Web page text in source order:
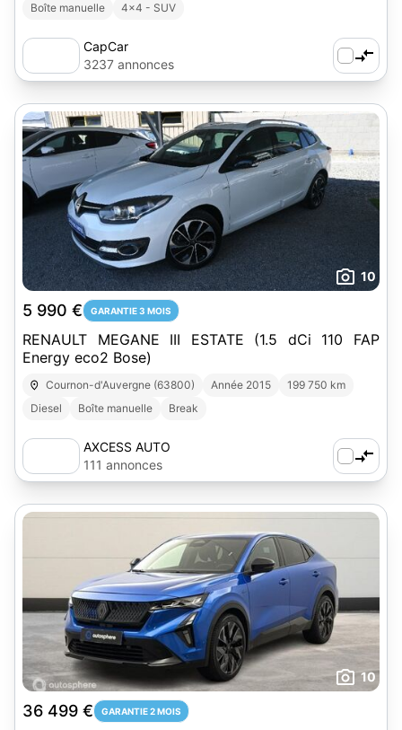
Boîte manuelle
4x4 - SUV
CapCar
3237 annonces
10
5 990 € GARANTIE 3 MOIS
RENAULT MEGANE III ESTATE (1.5 dCi 110 FAP
Energy eco2 Bose)
Cournon-d'Auvergne (63800) Année 2015
199 750 km
Diesel
Boîte manuelle Break
AXCESS AUTO
111 annonces
10
36 499 € GARANTIE 2 MOIS